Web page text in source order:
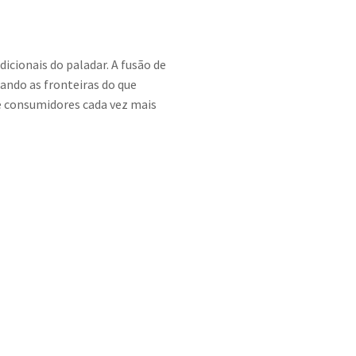
do paladar. A fusão de
as fronteiras do que
cada vez mais